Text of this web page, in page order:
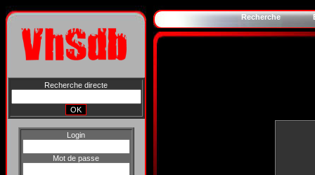
Recherche directe
Login
Mot de passe
Recherche